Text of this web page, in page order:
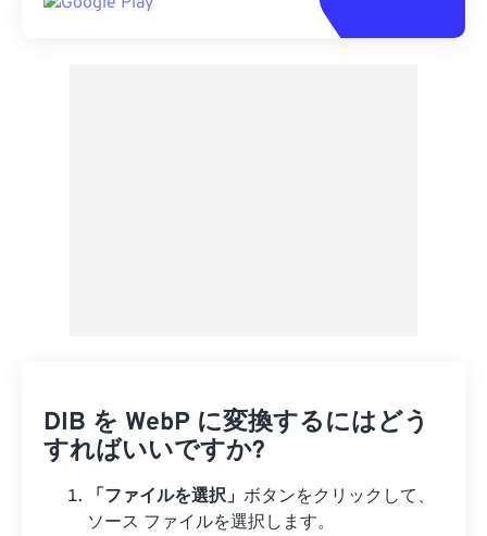
DIB を WebP に変換するにはどう
すればいいですか?
「ファイルを選択」 ボタンをクリックして、
ソース ファイルを選択します。